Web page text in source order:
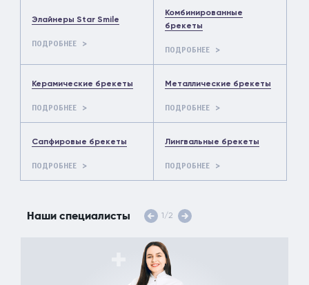
Элайнеры Star Smile
ПОДРОБНЕЕ
Комбинированные
брекеты
ПОДРОБНЕЕ
Керамические брекеты
ПОДРОБНЕЕ
Металлические брекеты
ПОДРОБНЕЕ
Сапфировые брекеты
ПОДРОБНЕЕ
Лингвальные брекеты
ПОДРОБНЕЕ
Наши специалисты 1 /2